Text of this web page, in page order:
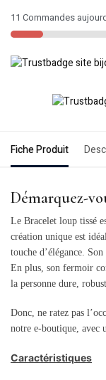
11 Commandes
Fiche Produit
Démarquez-
Le Bracelet loup tissé
création unique est
touche d’élégance.
En plus, son fermoir
la personne dure,
Donc, ne ratez pas
notre e-boutique, avec
Caractéristiques